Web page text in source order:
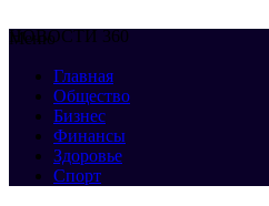
НОВОСТИ 360
Меню
Главная
Общество
Бизнес
Финансы
Здоровье
Спорт